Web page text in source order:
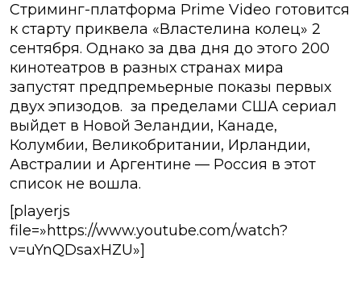
Стриминг-платформа Prime Video готовится
к старту приквела «Властелина колец» 2
сентября. Однако за два дня до этого 200
кинотеатров в разных странах мира
запустят предпремьерные показы первых
двух эпизодов. за пределами США сериал
выйдет в Новой Зеландии, Канаде,
Колумбии, Великобритании, Ирландии,
Австралии и Аргентине — Россия в этот
список не вошла.
[playerjs
file=»https://www.youtube.com/watch?
v=uYnQDsaxHZU»]